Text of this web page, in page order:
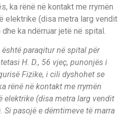
ka rënë në kontakt me rrymën
elektrike (disa metra larg vendit
ka ndërruar jetë në spital.
paraqitur në spital për
H. D., 56 vjeç, punonjës i
Fizike, i cili dyshohet se
rënë në kontakt me rrymën
elektrike (disa metra larg vendit
Si pasojë e dëmtimeve të marra